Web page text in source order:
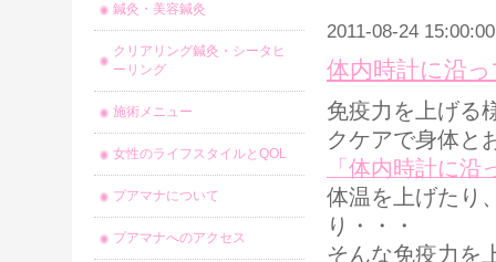
2011-08-24 15:00:00
体内時計に沿
免疫力を上げる
クケアで身体と
「体内時計に
体温を上げたり
り・・・
そんな免疫力を
鍼灸・美容鍼灸
クリアリング鍼灸・シータヒ
ーリング
施術メニュー
女性のライフスタイルとQOL
プアマナについて
プアマナへのアクセス